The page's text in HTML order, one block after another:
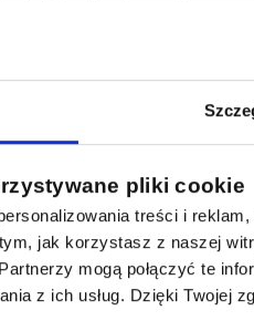
pliki cookie
treści i
jak korzystasz z naszej
mogą połączyć te
z ich usług. Dzięki Twojej
z norm
systemu
Systemu Emiter Net